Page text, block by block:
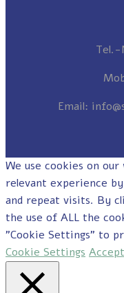
Tel.-
Email:
We use cookies on
relevant experience
and repeat visits. By
the use of ALL the
"Cookie Settings" to
Cookie Settings